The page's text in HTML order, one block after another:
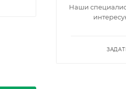
Наши